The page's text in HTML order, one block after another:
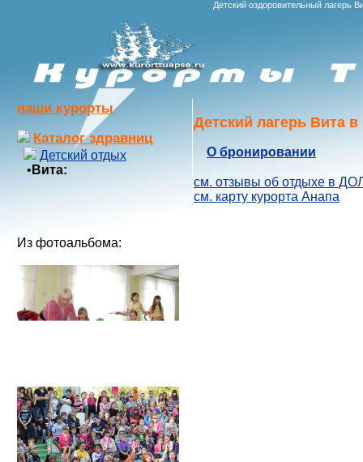
Детский оздоровительный
наши курорты
Каталог здравниц
Детский отдых
• Вита:
Из фотоальбома:
Детский лагерь Вита
О бронировании
см. отзывы об отдыхе в
см. карту курорта Анапа